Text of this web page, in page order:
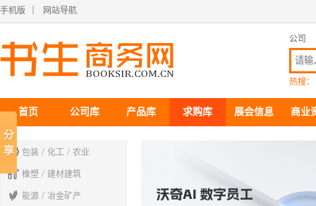
手机版 网站导航
公司
热搜：
首页 公司库 产品库 求购库 展会信息 商业
 包装 / 化工 / 农业
 橡塑 / 建材建筑
 能源 / 冶金矿产